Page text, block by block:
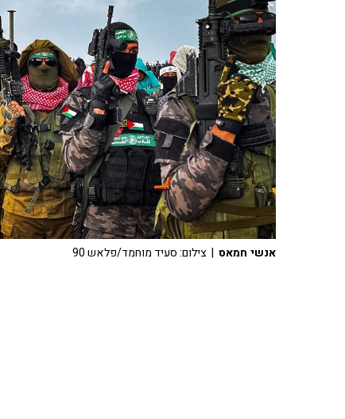
אנשי חמאס | צילום: סעיד מוחמד/פלאש 90